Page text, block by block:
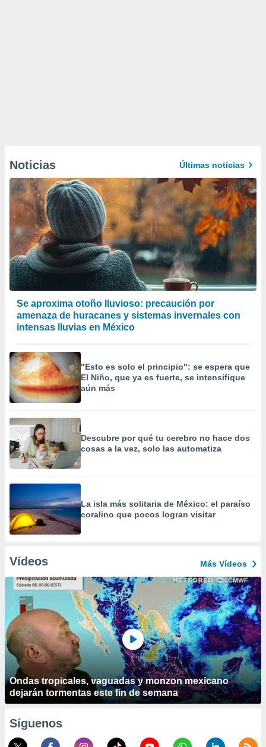
Noticias Últimas noticias
Se aproxima otoño lluvioso: precaución por
amenaza de huracanes y sistemas invernales con
intensas lluvias en México
"Esto es solo el principio": se espera que
El Niño, que ya es fuerte, se intensifique
aún más
Descubre por qué tu cerebro no hace dos
cosas a la vez, solo las automatiza
La isla más solitaria de México: el paraíso
coralino que pocos logran visitar
Vídeos Más Vídeos
Ondas tropicales, vaguadas y monzon mexicano
dejarán tormentas este fin de semana
Síguenos